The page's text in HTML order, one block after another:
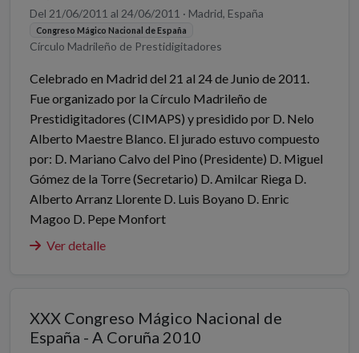
Del 21/06/2011 al 24/06/2011 · Madrid, España
Congreso Mágico Nacional de España
Círculo Madrileño de Prestidigitadores
Celebrado en Madrid del 21 al 24 de Junio de 2011.
Fue organizado por la Círculo Madrileño de
Prestidigitadores (CIMAPS) y presidido por D. Nelo
Alberto Maestre Blanco. El jurado estuvo compuesto
por: D. Mariano Calvo del Pino (Presidente) D. Miguel
Gómez de la Torre (Secretario) D. Amilcar Riega D.
Alberto Arranz Llorente D. Luis Boyano D. Enric
Magoo D. Pepe Monfort
Ver detalle
XXX Congreso Mágico Nacional de
España - A Coruña 2010